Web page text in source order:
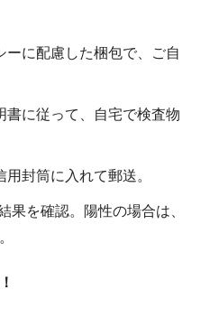
ーに配慮した梱包で、ご自
書に従って、自宅で検査物
封筒に入れて郵送。
果を確認。陽性の場合は、